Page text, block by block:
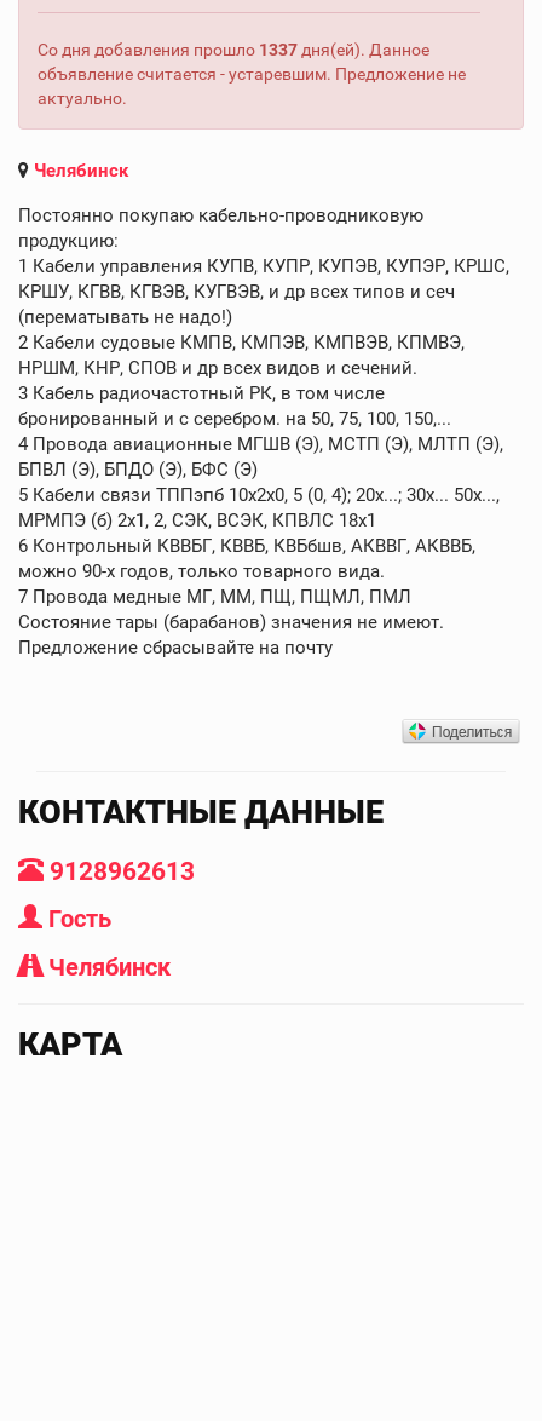
Со дня добавления прошло 1337 дня(ей). Данное
объявление считается - устаревшим. Предложение не
актуально.
Челябинск
Постоянно покупаю кабельно-проводниковую
продукцию:
1 Кабели управления КУПВ, КУПР, КУПЭВ, КУПЭР, КРШС,
КРШУ, КГВВ, КГВЭВ, КУГВЭВ, и др всех типов и сеч
(перематывать не надо!)
2 Кабели судовые КМПВ, КМПЭВ, КМПВЭВ, КПМВЭ,
НРШМ, КНР, СПОВ и др всех видов и сечений.
3 Кабель радиочастотный РК, в том числе
бронированный и с серебром. на 50, 75, 100, 150,...
4 Провода авиационные МГШВ (Э), МСТП (Э), МЛТП (Э),
БПВЛ (Э), БПДО (Э), БФС (Э)
5 Кабели связи ТППэпб 10х2х0, 5 (0, 4); 20х...; 30х... 50х...,
МРМПЭ (б) 2х1, 2, СЭК, ВСЭК, КПВЛС 18х1
6 Контрольный КВВБГ, КВВБ, КВБбшв, АКВВГ, АКВВБ,
можно 90-х годов, только товарного вида.
7 Провода медные МГ, ММ, ПЩ, ПЩМЛ, ПМЛ
Состояние тары (барабанов) значения не имеют.
Предложение сбрасывайте на почту
КОНТАКТНЫЕ ДАННЫЕ
9128962613
Гость
Челябинск
КАРТА